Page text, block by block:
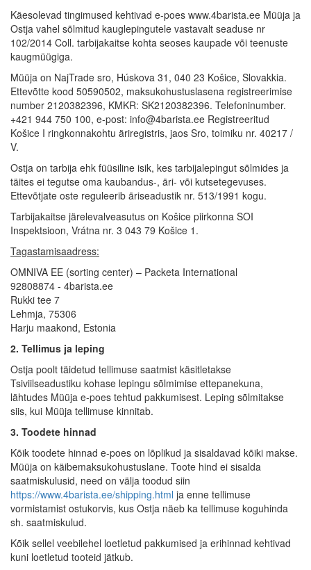
Käesolevad tingimused kehtivad e-poes www.4barista.ee Müüja ja
Ostja vahel sõlmitud kauglepingutele vastavalt seaduse nr
102/2014 Coll. tarbijakaitse kohta seoses kaupade või teenuste
kaugmüügiga.
Müüja on NajTrade sro, Húskova 31, 040 23 Košice, Slovakkia.
Ettevõtte kood 50590502, maksukohustuslasena registreerimise
number 2120382396, KMKR: SK2120382396. Telefoninumber.
+421 944 750 100, e-post: info@4barista.ee Registreeritud
Košice I ringkonnakohtu äriregistris, jaos Sro, toimiku nr. 40217 /
V.
Ostja on tarbija ehk füüsiline isik, kes tarbijalepingut sõlmides ja
täites ei tegutse oma kaubandus-, äri- või kutsetegevuses.
Ettevõtjate oste reguleerib äriseadustik nr. 513/1991 kogu.
Tarbijakaitse järelevalveasutus on Košice piirkonna SOI
Inspektsioon, Vrátna nr. 3 043 79 Košice 1.
Tagastamisaadress:
OMNIVA EE (sorting center) – Packeta International
92808874 - 4barista.ee
Rukki tee 7
Lehmja, 75306
Harju maakond, Estonia
2. Tellimus ja leping
Ostja poolt täidetud tellimuse saatmist käsitletakse
Tsiviilseadustiku kohase lepingu sõlmimise ettepanekuna,
lähtudes Müüja e-poes tehtud pakkumisest. Leping sõlmitakse
siis, kui Müüja tellimuse kinnitab.
3. Toodete hinnad
Kõik toodete hinnad e-poes on lõplikud ja sisaldavad kõiki makse.
Müüja on käibemaksukohustuslane. Toote hind ei sisalda
saatmiskulusid, need on välja toodud siin
https://www.4barista.ee/shipping.html ja enne tellimuse
vormistamist ostukorvis, kus Ostja näeb ka tellimuse koguhinda
sh. saatmiskulud.
Kõik sellel veebilehel loetletud pakkumised ja erihinnad kehtivad
kuni loetletud tooteid jätkub.